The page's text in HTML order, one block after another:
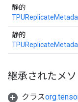
静的
静的
継承されたメ
クラス